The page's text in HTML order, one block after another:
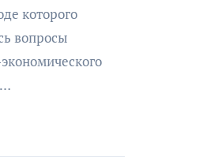
которого
вопросы